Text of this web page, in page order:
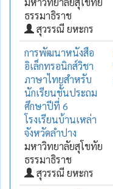
ธรรมาธิราช
สุวรรณี ยหะกร
การพัฒนาหนังสือ
อิเล็กทรอนิกส์วิชา
ภาษาไทยสำหรับ
นักเรียนชั้นประถม
ศึกษาปีที่ 6
โรงเรียนบ้านเหล่า
จังหวัดลำปาง
มหาวิทยาลัยสุโขทัย
ธรรมาธิราช
สุวรรณี ยหะกร